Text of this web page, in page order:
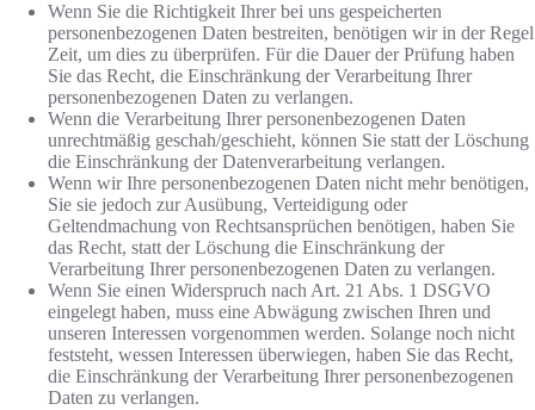
Wenn Sie die Richtigkeit Ihrer bei uns gespeicherten
personenbezogenen Daten bestreiten, benötigen wir in der Regel
Zeit, um dies zu überprüfen. Für die Dauer der Prüfung haben
Sie das Recht, die Einschränkung der Verarbeitung Ihrer
personenbezogenen Daten zu verlangen.
Wenn die Verarbeitung Ihrer personenbezogenen Daten
unrechtmäßig geschah/geschieht, können Sie statt der Löschung
die Einschränkung der Datenverarbeitung verlangen.
Wenn wir Ihre personenbezogenen Daten nicht mehr benötigen,
Sie sie jedoch zur Ausübung, Verteidigung oder
Geltendmachung von Rechtsansprüchen benötigen, haben Sie
das Recht, statt der Löschung die Einschränkung der
Verarbeitung Ihrer personenbezogenen Daten zu verlangen.
Wenn Sie einen Widerspruch nach Art. 21 Abs. 1 DSGVO
eingelegt haben, muss eine Abwägung zwischen Ihren und
unseren Interessen vorgenommen werden. Solange noch nicht
feststeht, wessen Interessen überwiegen, haben Sie das Recht,
die Einschränkung der Verarbeitung Ihrer personenbezogenen
Daten zu verlangen.